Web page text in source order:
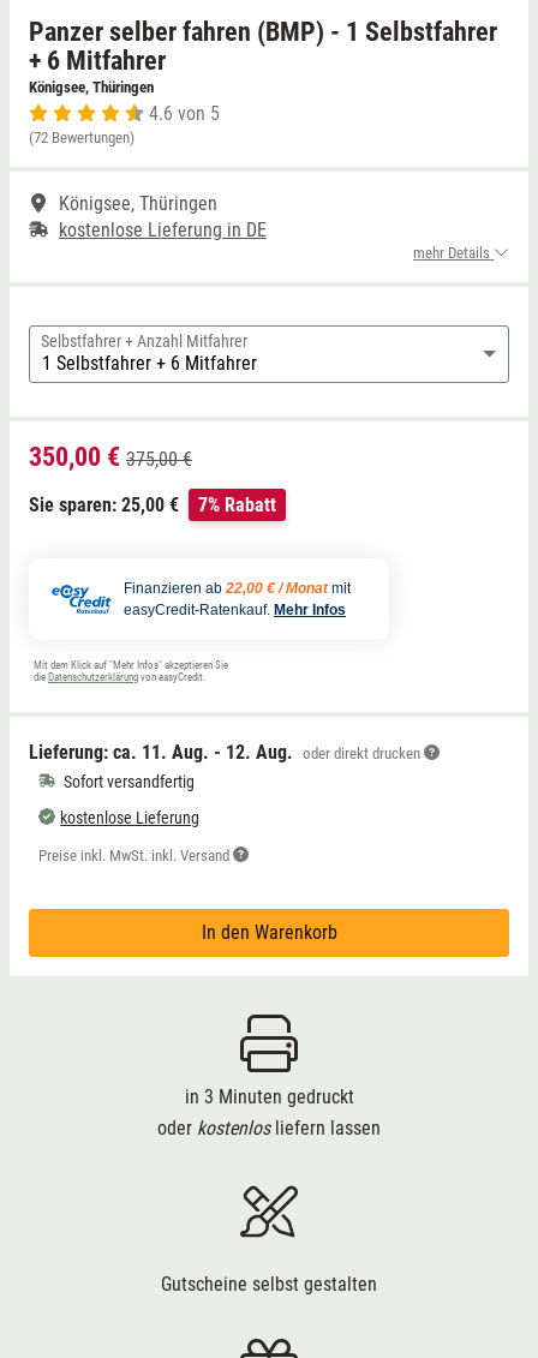
Panzer selber fahren (BMP) - 1 Selbstfahrer
+ 6 Mitfahrer
Königsee, Thüringen
4.6 von 5
(72 Bewertungen)
Königsee, Thüringen
kostenlose Lieferung in DE
mehr Details
Selbstfahrer + Anzahl Mitfahrer
350,00 € 375,00 €
Sie sparen: 25,00 €
7% Rabatt
Finanzieren ab 22,00 € / Monat mit
easyCredit-Ratenkauf. Mehr Infos
Mit dem Klick auf "Mehr Infos" akzeptieren Sie
die Datenschutzerklärung von easyCredit.
Lieferung: ca. 11. Aug. - 12. Aug. oder direkt drucken
Sofort versandfertig
kostenlose Lieferung
Preise inkl. MwSt. inkl. Versand
In den Warenkorb
in 3 Minuten gedruckt
oder kostenlosliefern lassen
Gutscheine selbst gestalten
Niedersachsen
NRW
Saarland
Sachsen-Anhalt
Thale
Weißwasser